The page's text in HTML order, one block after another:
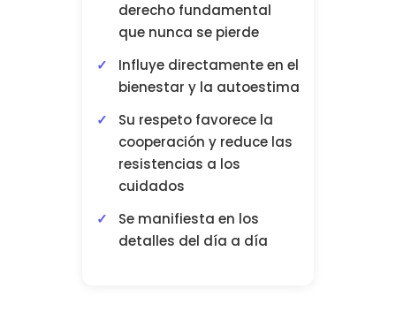
derecho fundamental
que nunca se pierde
Influye directamente en el
bienestar y la autoestima
Su respeto favorece la
cooperación y reduce las
resistencias a los
cuidados
Se manifiesta en los
detalles del día a día